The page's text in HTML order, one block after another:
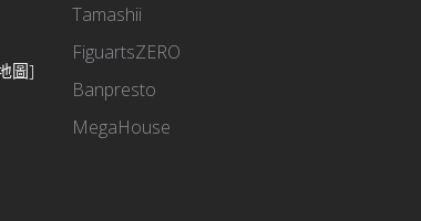
圖]
Tamashii
FiguartsZERO
Banpresto
MegaHouse